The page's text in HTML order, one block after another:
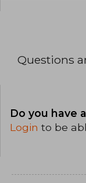
Questions
Do you have
Login to be